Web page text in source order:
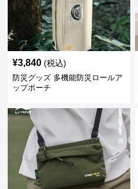
¥3,840 (税込)
防災グッズ 多機能防災ロールア
ップポーチ